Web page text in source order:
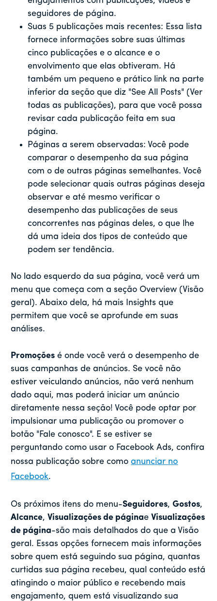
seguidores de página.
Suas 5 publicações mais recentes: Essa lista
fornece informações sobre suas últimas
cinco publicações e o alcance e o
envolvimento que elas obtiveram. Há
também um pequeno e prático link na parte
inferior da seção que diz "See All Posts" (Ver
todas as publicações), para que você possa
revisar cada publicação feita em sua
página.
Páginas a serem observadas: Você pode
comparar o desempenho da sua página
com o de outras páginas semelhantes. Você
pode selecionar quais outras páginas deseja
observar e até mesmo verificar o
desempenho das publicações de seus
concorrentes nas páginas deles, o que lhe
dá uma ideia dos tipos de conteúdo que
podem ser tendência.
No lado esquerdo da sua página, você verá um
menu que começa com a seção Overview (Visão
geral). Abaixo dela, há mais Insights que
permitem que você se aprofunde em suas
análises.
Promoções é onde você verá o desempenho de
suas campanhas de anúncios. Se você não
estiver veiculando anúncios, não verá nenhum
dado aqui, mas poderá iniciar um anúncio
diretamente nessa seção! Você pode optar por
impulsionar uma publicação ou promover o
botão "Fale conosco". E se estiver se
perguntando como usar o Facebook Ads, confira
nossa publicação sobre comoanunciar no
Facebook.
Os próximos itens do menu-Seguidores,Gostos,
Alcance,Visualizações de páginaeVisualizações
de página-são mais detalhados do que a Visão
geral. Essas opções fornecem mais informações
sobre quem está seguindo sua página, quantas
curtidas sua página recebeu, qual conteúdo está
atingindo o maior público e recebendo mais
engajamento, quem está visualizando sua